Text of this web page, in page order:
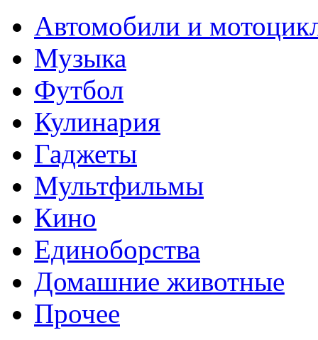
Автомобили и
Музыка
Футбол
Кулинария
Гаджеты
Мультфильмы
Кино
Единоборства
Домашние животные
Прочее